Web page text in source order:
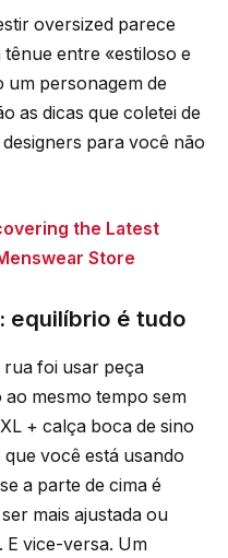
oversized parece
entre «estiloso e
personagem de
as dicas que coletei de
para você não
the Latest
Store
equilíbrio é tudo
rua foi usar peça
mesmo tempo sem
+ calça boca de sino
você está usando
a parte de cima é
mais ajustada ou
E vice-versa. Um